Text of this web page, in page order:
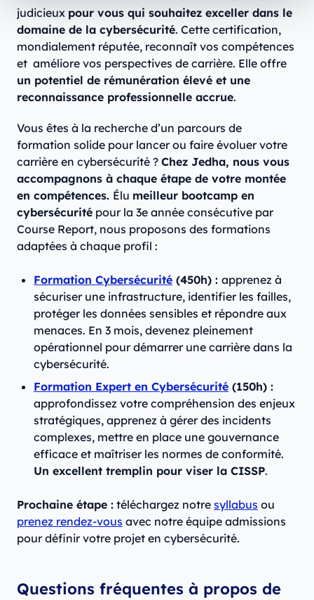
judicieux pour vous qui souhaitez exceller dans le
domaine de la cybersécurité. Cette certification,
mondialement réputée, reconnaît vos compétences
et améliore vos perspectives de carrière. Elle offre
un potentiel de rémunération élevé et une
reconnaissance professionnelle accrue.
Vous êtes à la recherche d’un parcours de
formation solide pour lancer ou faire évoluer votre
carrière en cybersécurité ? Chez Jedha, nous vous
accompagnons à chaque étape de votre montée
en compétences. Élu meilleur bootcamp en
cybersécurité pour la 3e année consécutive par
Course Report, nous proposons des formations
adaptées à chaque profil :
Formation Cybersécurité (450h) : apprenez à
sécuriser une infrastructure, identifier les failles,
protéger les données sensibles et répondre aux
menaces. En 3 mois, devenez pleinement
opérationnel pour démarrer une carrière dans la
cybersécurité.
Formation Expert en Cybersécurité (150h) :
approfondissez votre compréhension des enjeux
stratégiques, apprenez à gérer des incidents
complexes, mettre en place une gouvernance
efficace et maîtriser les normes de conformité.
Un excellent tremplin pour viser la CISSP.
Prochaine étape : téléchargez notre syllabus ou
prenez rendez-vous avec notre équipe admissions
pour définir votre projet en cybersécurité.
Questions fréquentes à propos de